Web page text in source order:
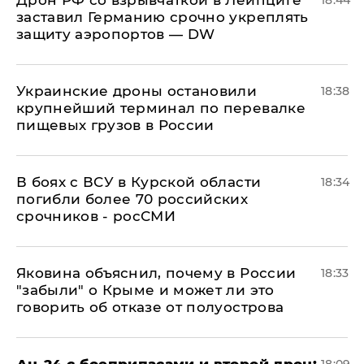
заставил Германию срочно укреплять
защиту аэропортов — DW
Украинские дроны остановили
крупнейший терминал по перевалке
пищевых грузов в России
18:38
В боях с ВСУ в Курской области
погибли более 70 российских
срочников - росСМИ
18:34
Яковина объяснил, почему в России
"забыли" о Крыме и может ли это
говорить об отказе от полуострова
18:33